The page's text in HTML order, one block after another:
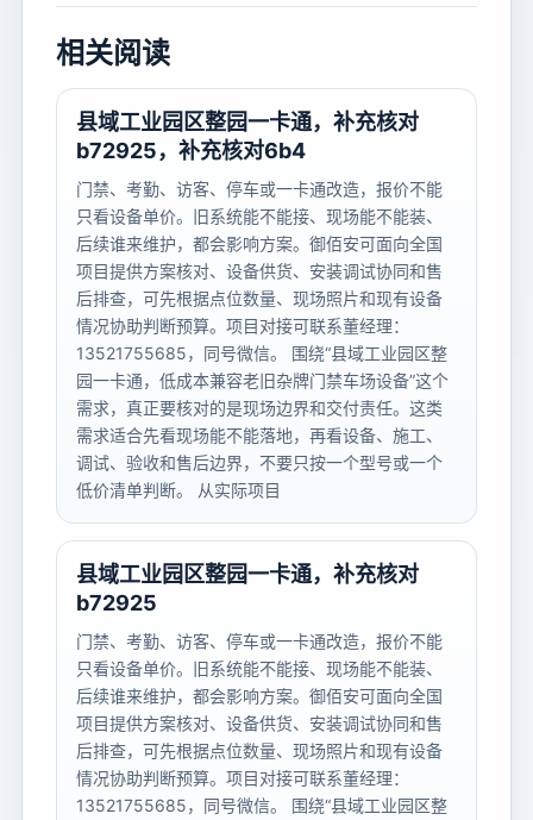
相关阅读
县域工业园区整园一卡通，补充核对
b72925，补充核对6b4
门禁、考勤、访客、停车或一卡通改造，报价不能
只看设备单价。旧系统能不能接、现场能不能装、
后续谁来维护，都会影响方案。御佰安可面向全国
项目提供方案核对、设备供货、安装调试协同和售
后排查，可先根据点位数量、现场照片和现有设备
情况协助判断预算。项目对接可联系董经理：
13521755685，同号微信。 围绕“县域工业园区整
园一卡通，低成本兼容老旧杂牌门禁车场设备”这个
需求，真正要核对的是现场边界和交付责任。这类
需求适合先看现场能不能落地，再看设备、施工、
调试、验收和售后边界，不要只按一个型号或一个
低价清单判断。 从实际项目
县域工业园区整园一卡通，补充核对
b72925
门禁、考勤、访客、停车或一卡通改造，报价不能
只看设备单价。旧系统能不能接、现场能不能装、
后续谁来维护，都会影响方案。御佰安可面向全国
项目提供方案核对、设备供货、安装调试协同和售
后排查，可先根据点位数量、现场照片和现有设备
情况协助判断预算。项目对接可联系董经理：
13521755685，同号微信。 围绕“县域工业园区整